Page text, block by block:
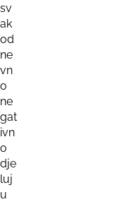
sv
ak
od
ne
vn
o
ne
gat
ivn
o
dje
luj
u